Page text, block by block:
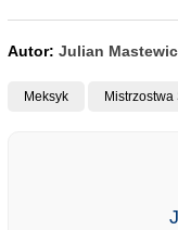
Autor: Julian
Meksyk Mistrzostwa